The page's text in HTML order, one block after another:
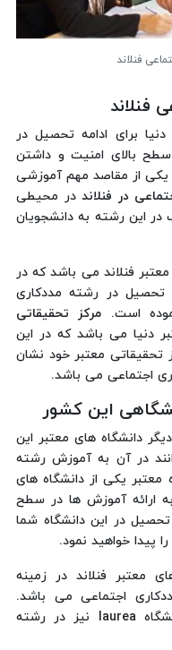
فنلاند
فنلاند
برای ادامه تحصیل در
بالای امنیت و داشتن
یکی از مقاصد مهم آموزشی
در فنلاند در محیطی
این رشته به دانشجویان
فنلاند می باشد که در
تحصیل در رشته مددکاری
است. مرکز تحقیقاتی
دنیا می باشد که در این
تحقیقاتی معتبر خود نشان
اجتماعی می باشد.
این کشور
دانشگاه های معتبر این
در آن به آموزش رشته
معتبر یکی از دانشگاه های
ارائه آموزش ها در سطح
در این دانشگاه شما
پیدا خواهید نمود.
معتبر فنلاند در زمینه
اجتماعی می باشد.
علاقمندان می توانند با حضور در دانشگاه laurea نیز در رشته